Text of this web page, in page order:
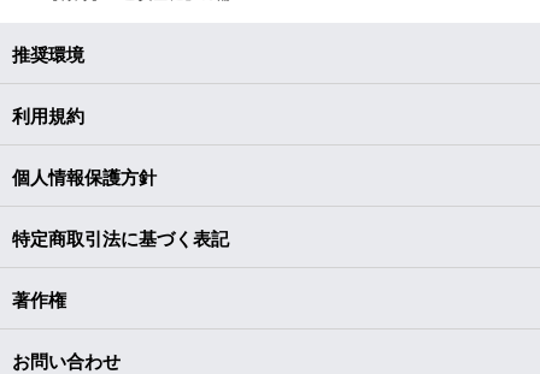
推奨環境
利用規約
個人情報保護方針
特定商取引法に基づく表記
著作権
お問い合わせ